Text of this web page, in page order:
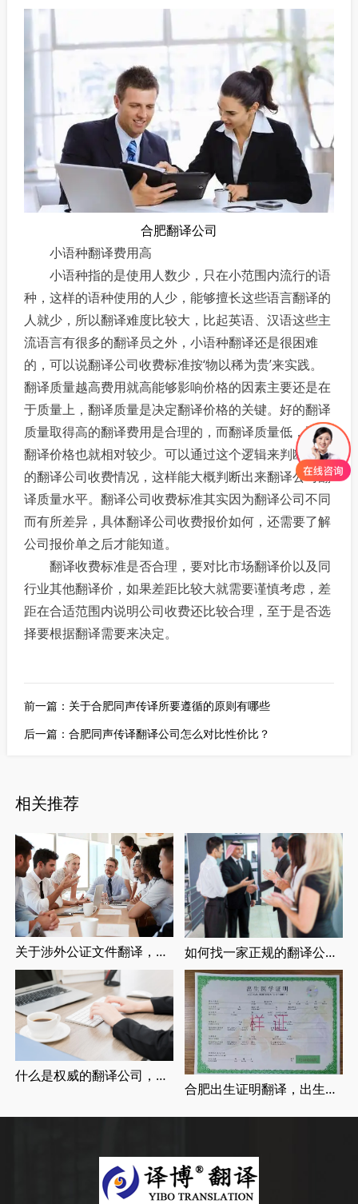
合肥翻译公司
小语种翻译费用高
小语种指的是使用人数少，只在小范围内流行的语
种，这样的语种使用的人少，能够擅长这些语言翻译的
人就少，所以翻译难度比较大，比起英语、汉语这些主
流语言有很多的翻译员之外，小语种翻译还是很困难
的，可以说翻译公司收费标准按‘物以稀为贵’来实践。
翻译质量越高费用就高能够影响价格的因素主要还是在
于质量上，翻译质量是决定翻译价格的关键。好的翻译
质量取得高的翻译费用是合理的，而翻译质量低，那么
翻译价格也就相对较少。可以通过这个逻辑来判断现在
的翻译公司收费情况，这样能大概判断出来翻译公司翻
译质量水平。翻译公司收费标准其实因为翻译公司不同
而有所差异，具体翻译公司收费报价如何，还需要了解
公司报价单之后才能知道。
翻译收费标准是否合理，要对比市场翻译价以及同
行业其他翻译价，如果差距比较大就需要谨慎考虑，差
距在合适范围内说明公司收费还比较合理，至于是否选
择要根据翻译需要来决定。
前一篇： 关于合肥同声传译所要遵循的原则有哪些
后一篇：合肥同声传译翻译公司怎么对比性价比？
相关推荐
关于涉外公证文件翻译，涉外婚姻登记，留学翻译介绍 如何找一家正规的翻译公司，找正规翻译公司有哪些要求
什么是权威的翻译公司，正规翻译公司介绍
合肥出生证明翻译，出生证明翻译认证流程